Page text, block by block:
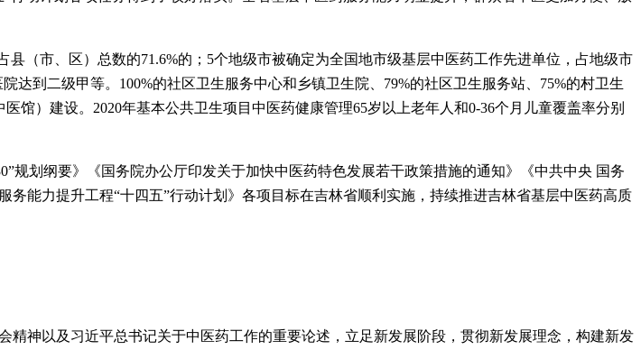
（市、区）总数的71.6%的；5个地级市被确定为全国地市级基层中医药工作先进单位，占地级市
达到二级甲等。100%的社区卫生服务中心和乡镇卫生院、79%的社区卫生服务站、75%的村卫生
馆）建设。2020年基本公共卫生项目中医药健康管理65岁以上老年人和0-36个月儿童覆盖率分别
规划纲要》《国务院办公厅印发关于加快中医药特色发展若干政策措施的通知》《中共中央 国务
能力提升工程“十四五”行动计划》各项目标在吉林省顺利实施，持续推进吉林省基层中医药高质
神以及习近平总书记关于中医药工作的重要论述，立足新发展阶段，贯彻新发展理念，构建新发